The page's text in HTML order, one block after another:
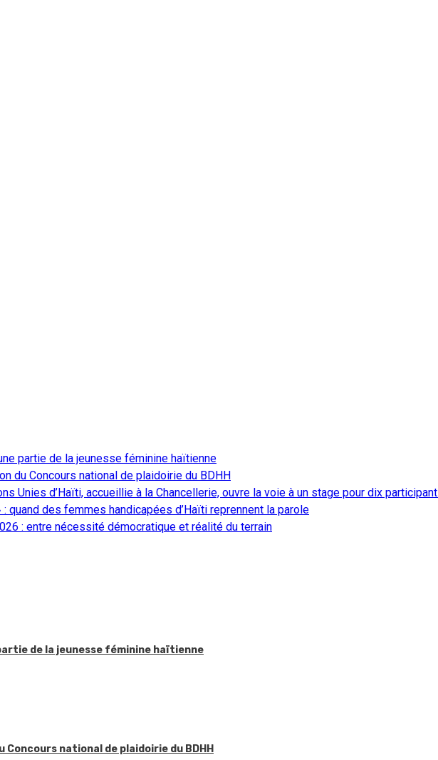
partie de la jeunesse féminine haïtienne
du Concours national de plaidoirie du BDHH
Unies d’Haïti, accueillie à la Chancellerie, ouvre la voie à un stage pour dix
quand des femmes handicapées d’Haïti reprennent la parole
: entre nécessité démocratique et réalité du terrain
de la jeunesse féminine haïtienne
national de plaidoirie du BDHH